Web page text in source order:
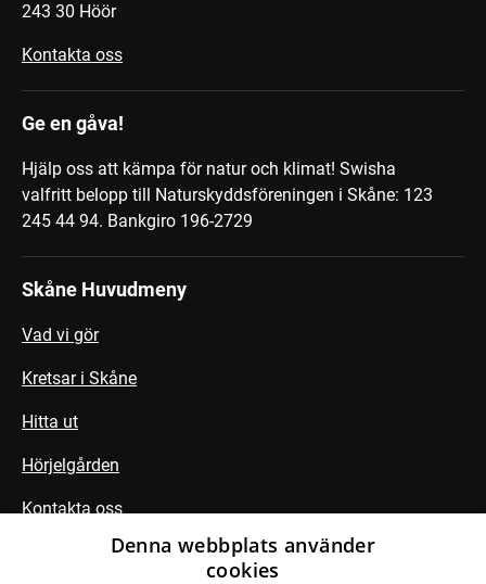
243 30 Höör
Kontakta oss
Ge en gåva!
Hjälp oss att kämpa för natur och klimat! Swisha
valfritt belopp till Naturskyddsföreningen i Skåne: 123
245 44 94. Bankgiro 196-2729
Skåne Huvudmeny
Vad vi gör
Kretsar i Skåne
Hitta ut
Hörjelgården
Kontakta oss
Denna webbplats använder
cookies